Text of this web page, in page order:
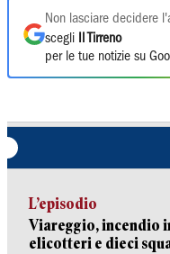
Non lasciare decidere
scegli
Il Tirreno
per le tue notizie su
L’episodio
Viareggio, incendio
elicotteri e dieci